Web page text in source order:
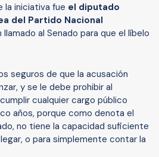
la iniciativa fue el diputado
del Partido Nacional
llamado al Senado para que el líbelo
seguros de que la acusación
y se le debe prohibir al
cualquier cargo público
años, porque como denota el
no tiene la capacidad suficiente
o para simplemente contar la